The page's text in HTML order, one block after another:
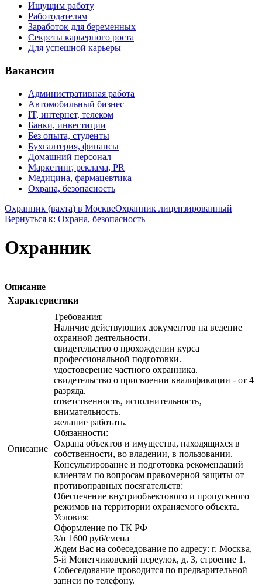
Ищущим работу
Работодателям
Заработок для беременных
Секреты карьерного роста
Для успешной карьеры
Вакансии
Административная работа
Автомобильный бизнес
IT, интернет, телеком
Банки, инвестиции
Без опыта, студенты
Бухгалтерия, финансы
Домашний персонал
Маркетинг, реклама, PR
Медицина, фармацевтика
Охрана, безопасность
Охранник (вахта) в МосквеОхранник лицензированный
Вернуться к: Охрана, безопасность
Охранник
Описание
Характеристики
Описание
Требования:
Наличие действующих документов на ведение
охранной деятельности.
свидетельство о прохождении курса
профессиональной подготовки.
удостоверение частного охранника.
свидетельство о присвоении квалификации - от 4
разряда.
ответственность‚ исполнительность‚
внимательность.
желание работать.
Обязанности:
Охрана объектов и имущества, находящихся в
собственности, во владении, в пользовании.
Консультирование и подготовка рекомендаций
клиентам по вопросам правомерной защиты от
противоправных посягательств:
Обеспечение внутриобъектового и пропускного
режимов на территории охраняемого объекта.
Условия:
Оформление по ТК РФ
З/п 1600 руб/смена
Ждем Вас на собеседование по адресу: г. Москва,
5-й Монетчиковский переулок, д. 3, строение 1.
Собеседование проводится по предварительной
записи по телефону.